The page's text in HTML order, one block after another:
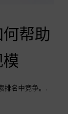
帮助
排名中竞争。.